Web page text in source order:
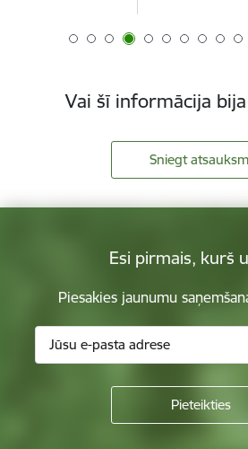
Vai šī informācija
Sniegt
Esi pirmais, kurš
Piesakies jaunumu